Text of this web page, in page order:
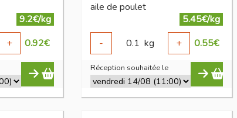
9.2€/kg
+ 0.92€
aile de poulet
5.45€/kg
-
0.1 kg + 0.55€
Réception souhaitée le